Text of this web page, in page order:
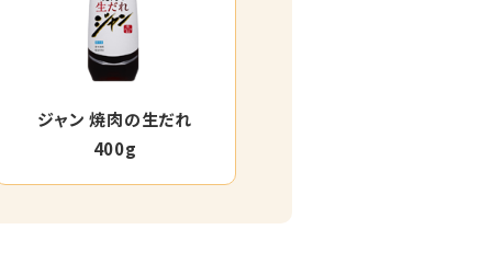
ジャン 焼肉の生だれ
400g